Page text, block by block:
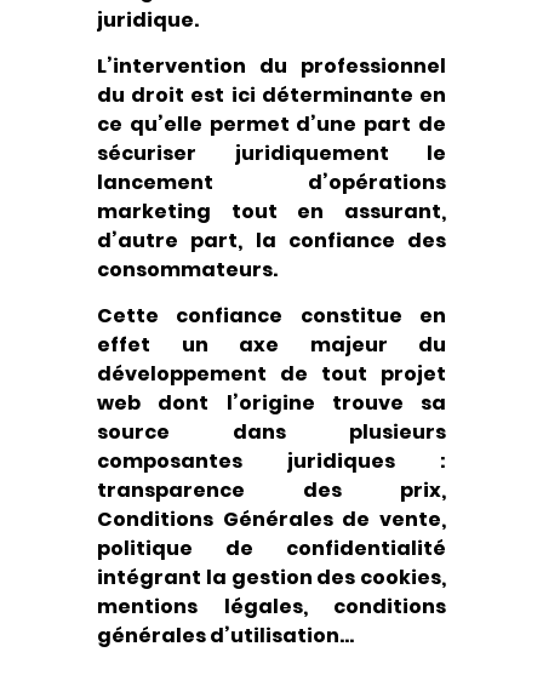
juridique.
L’intervention du professionnel
du droit est ici déterminante en
ce qu’elle permet d’une part de
sécuriser juridiquement le
lancement d’opérations
marketing tout en assurant,
d’autre part, la confiance des
consommateurs.
Cette confiance constitue en
effet un axe majeur du
développement de tout projet
web dont l’origine trouve sa
source dans plusieurs
composantes juridiques :
transparence des prix,
Conditions Générales de vente,
politique de confidentialité
intégrant la gestion des cookies,
mentions légales, conditions
générales d’utilisation…